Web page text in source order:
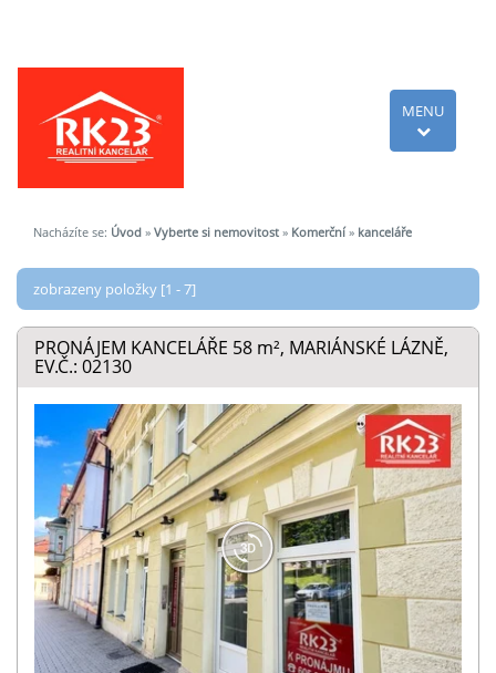
MENU
Nacházíte se: Úvod » Vyberte si nemovitost » Komerční » kanceláře
zobrazeny položky [1 - 7]
PRONÁJEM KANCELÁŘE 58 m², MARIÁNSKÉ LÁZNĚ,
EV.Č.: 02130